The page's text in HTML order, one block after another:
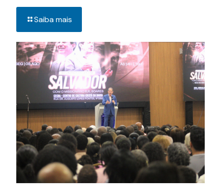
Saiba mais